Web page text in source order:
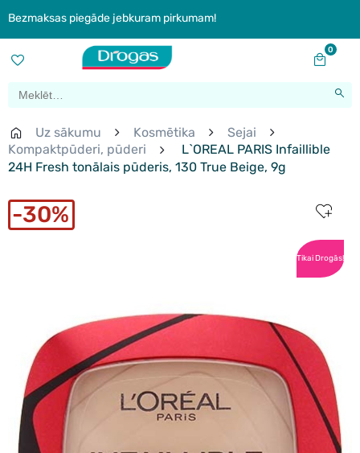
Bezmaksas piegāde jebkuram pirkumam!
0
Uz sākumu Kosmētika
Sejai
Kompaktpūderi, pūderi
L`OREAL PARIS Infaillible
24H Fresh tonālais pūderis, 130 True Beige, 9g
30%
Tikai Drogās!